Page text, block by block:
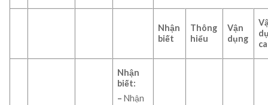
Nhận
biết
Thông
hiểu
Vận
dụng
Nhận
biết:
– Nhận